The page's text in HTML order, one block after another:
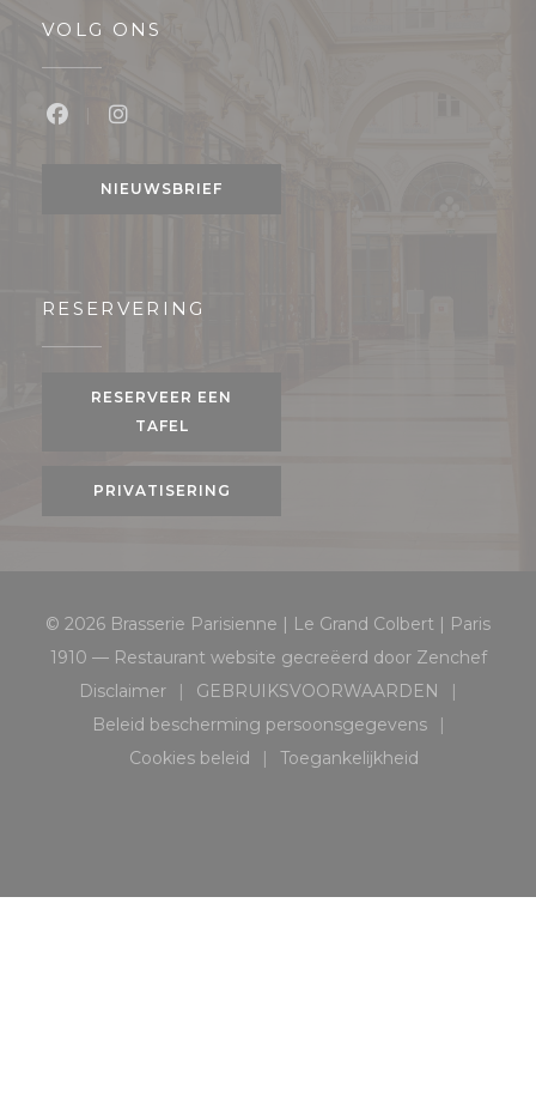
VOLG ONS
NIEUWSBRIEF
RESERVERING
RESERVEER EEN
TAFEL
PRIVATISERING
© 2026 Brasserie Parisienne | Le Grand Colbert | Paris
1910 — Restaurant website gecreëerd door Zenchef
Disclaimer
((opent in een nieuw venster))
GEBRUIKSVOORWAARDEN
((opent in een nieuw
Beleid bescherming persoonsgegevens
((opent in een nieuw venster))
Cookies beleid
((opent in een nieuw venster))
Toegankelijkheid
((opent in een nieuw